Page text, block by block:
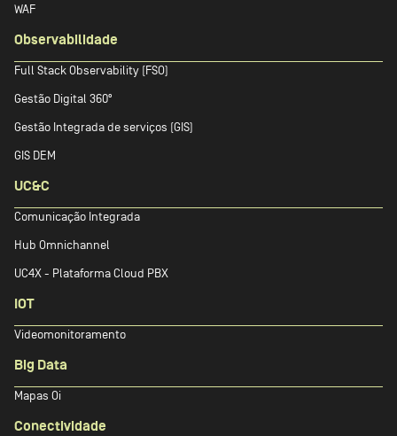
WAF
Observabilidade
Full Stack Observability (FSO)
Gestão Digital 360º
Gestão Integrada de serviços (GIS)
GIS DEM
UC&C
Comunicação Integrada
Hub Omnichannel
UC4X - Plataforma Cloud PBX
IOT
Videomonitoramento
Big Data
Mapas Oi
Conectividade